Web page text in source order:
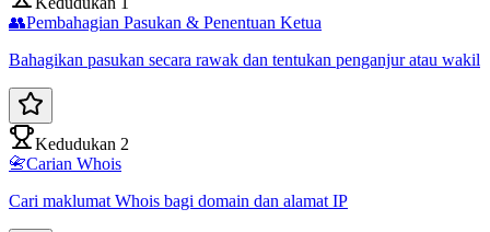
👥Pembahagian Pasukan & Penentuan Ketua
Bahagikan pasukan secara rawak dan tentukan penganjur atau wakil
Kedudukan 2
📇Carian Whois
Cari maklumat Whois bagi domain dan alamat IP